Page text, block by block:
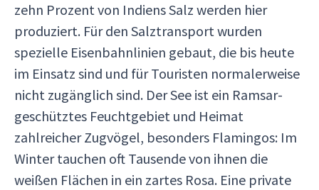
zehn Prozent von Indiens Salz werden hier
produziert. Für den Salztransport wurden
spezielle Eisenbahnlinien gebaut, die bis heute
im Einsatz sind und für Touristen normalerweise
nicht zugänglich sind. Der See ist ein Ramsar-
geschütztes Feuchtgebiet und Heimat
zahlreicher Zugvögel, besonders Flamingos: Im
Winter tauchen oft Tausende von ihnen die
weißen Flächen in ein zartes Rosa. Eine private